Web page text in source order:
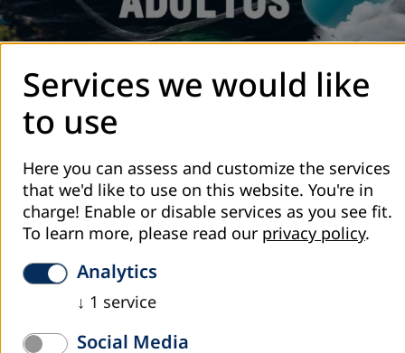
Último número de la revista EAD (Educación de Adultos y
Desarrollo) número 86. "El buen educador de adultos"
Presentamos a ustedes el último número de la revista EAD
(Educación de Adultos y Desarrollo) número 86, titulada: El
En esta edición se presentan varios artículos, fotografías,
columnas, reflexiones, editoriales, mensajes, ilustraciones
ha sido dedicado al actor principal de la educación: El buen
Services we would like
to use
Here you can assess and customize the services
that we'd like to use on this website. You're in
charge! Enable or disable services as you see fit.
To learn more, please read our privacy policy.
Analytics
↓ 1 service
Social Media